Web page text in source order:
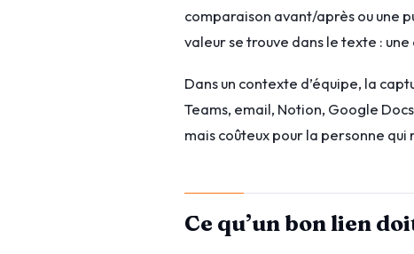
comparaison avant/après ou une
valeur se trouve dans le texte :
Dans un contexte d’équipe, la
Teams, email, Notion, Google
mais coûteux pour la personne qui
Ce qu’un bon lien